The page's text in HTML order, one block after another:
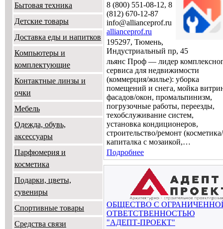
Бытовая техника
Детские товары
Доставка еды и напитков
Компьютеры и
комплектующие
Контактные линзы и
очки
Мебель
Одежда, обувь,
аксессуары
Парфюмерия и
косметика
Подарки, цветы,
сувениры
Спортивные товары
Средства связи
8 (800) 551-08-12, 8
(812) 670-12-87
info@allianceprof.ru
allianceprof.ru
195297, Тюмень,
Индустриальный пр, 45
льянс Проф — лидер
сервиса для недвижимости
(коммерция/жилье): уборка
помещений и снега, мойка
фасадов/окон, промальпинизм,
погрузочные работы, переезды,
техобслуживание систем,
установка кондиционеров,
строительство/ремонт (косметика/
капиталка с мозаикой,…
Подробнее
ОБЩЕСТВО С
ОТВЕТСТВЕННОСТЬЮ
"АДЕПТ-ПРОЕКТ"